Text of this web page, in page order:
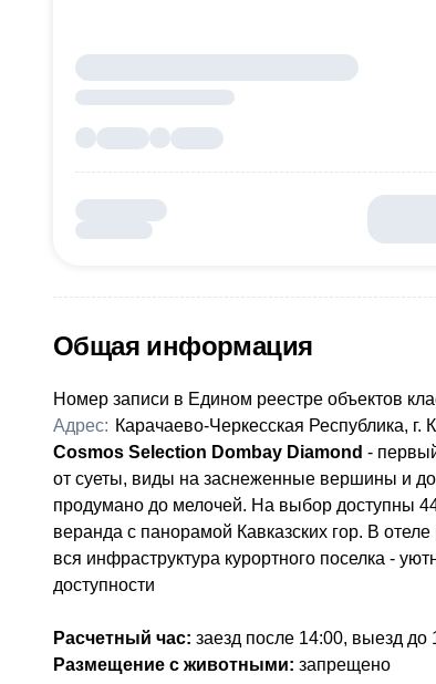
Общая информация
Номер записи в Едином реестре объектов
Адрес: Карачаево-Черкесская Республика,
Cosmos Selection Dombay Diamond -
от суеты, виды на заснеженные вершины и
продумано до мелочей. На выбор доступны
веранда с панорамой Кавказских гор. В
вся инфраструктура курортного поселка -
доступности
Расчетный час: заезд после 14:00, выезд до
Размещение с животными: запрещено